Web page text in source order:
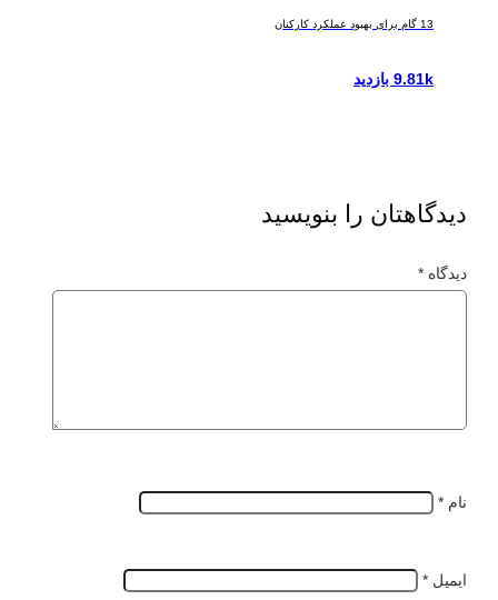
13 گام برای بهبود عملکرد کارکنان
9.81k بازدید
دیدگاهتان را بنویسید
دیدگاه *
نام *
ایمیل *